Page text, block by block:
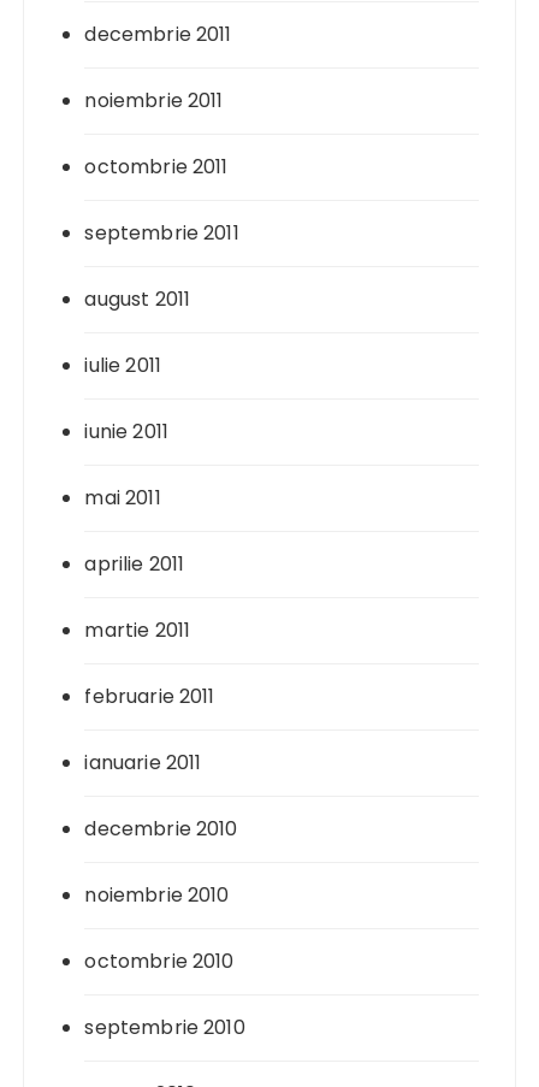
decembrie 2011
noiembrie 2011
octombrie 2011
septembrie 2011
august 2011
iulie 2011
iunie 2011
mai 2011
aprilie 2011
martie 2011
februarie 2011
ianuarie 2011
decembrie 2010
noiembrie 2010
octombrie 2010
septembrie 2010